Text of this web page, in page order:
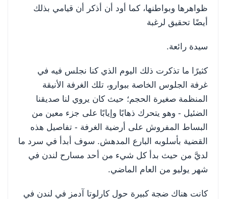
ظواهرها وبواطنها، كما أود أن أذكر أن قيامي بذلك
أيضًا تحقيق لرغبة
سيدة رائعة.
كثيرًا ما تذكرت ذلك اليوم الذي كنا نجلس فيه في
غرفة الجلوس الخاصة ببوارو، تلك الغرفة الأنيقة
المنظمة صغيرة الحجم؛ حيث كان يروي لنا صديقنا
الضئيل - وهو يتحرك ذهابًا وإيابًا على جزء معين من
البساط المفروش على أرضية الغرفة - تفاصيل هذه
القضية بأسلوبه البارع المدهش. سوف أبدأ في سرد ما
لديَّ من حيث بدأ كل شيء من أحد مسارح لندن في
شهر يوليو من العام الماضي.
كانت هناك ضجة كبيرة حول كارلوتا آدمز في لندن في